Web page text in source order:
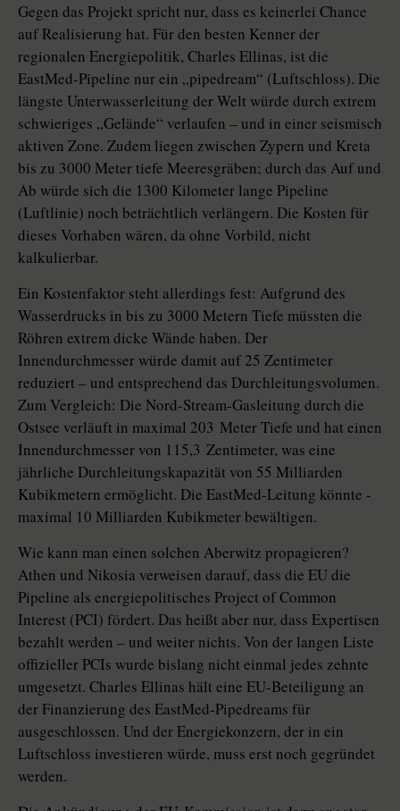
Gegen das Projekt spricht nur, dass es keinerlei Chance
auf Realisierung hat. Für den besten Kenner der
regionalen Energiepolitik, Charles Ellinas, ist die
EastMed-Pipeline nur ein „pipedream“ (Luftschloss). Die
längste Unterwasserleitung der Welt würde durch extrem
schwieriges „Gelände“ verlaufen – und in einer seismisch
aktiven Zone. Zudem liegen zwischen Zypern und Kreta
bis zu 3000 Meter tiefe Meeresgräben; durch das Auf und
Ab würde sich die 1300 Kilometer lange Pipeline
(Luftlinie) noch beträchtlich verlängern. Die Kosten für
dieses Vorhaben wären, da ohne Vorbild, nicht
kalkulierbar.
Ein Kostenfaktor steht allerdings fest: Aufgrund des
Wasserdrucks in bis zu 3000 Metern Tiefe müssten die
Röhren extrem dicke Wände haben. Der
Innendurchmesser würde damit auf 25 Zentimeter
reduziert – und entsprechend das Durchleitungsvolumen.
Zum Vergleich: Die Nord-Stream-Gasleitung durch die
Ostsee verläuft in maximal 203 Meter Tiefe und hat einen
Innendurchmesser von 115,3 Zentimeter, was eine
jährliche Durchleitungskapazität von 55 Milliarden
Kubikmetern ermöglicht. Die EastMed-Leitung könnte ­
maximal 10 Milliarden Kubikmeter bewältigen.
Wie kann man einen solchen Aberwitz propagieren?
Athen und Nikosia verweisen darauf, dass die EU die
Pipeline als energiepolitisches Project of Common
Interest (PCI) fördert. Das heißt aber nur, dass Expertisen
bezahlt werden – und weiter nichts. Von der langen Liste
offizieller PCIs wurde bislang nicht einmal jedes zehnte
umgesetzt. Charles Ellinas hält eine EU-Beteiligung an
der Finanzierung des EastMed-Pipedreams für
ausgeschlossen. Und der Energiekonzern, der in ein
Luftschloss investieren würde, muss erst noch gegründet
werden.